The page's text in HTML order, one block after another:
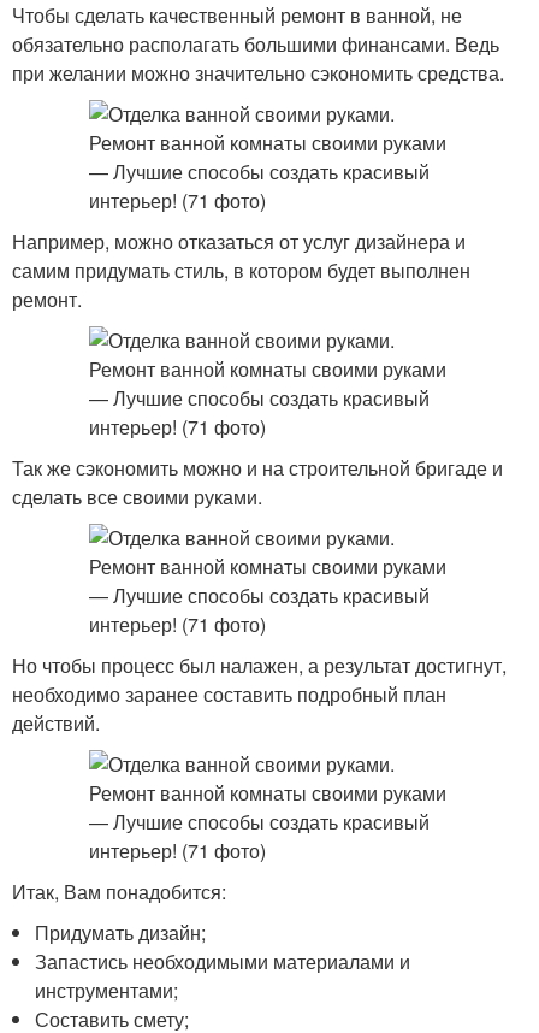
Чтобы сделать качественный ремонт в ванной, не
обязательно располагать большими финансами. Ведь
при желании можно значительно сэкономить средства.
Например, можно отказаться от услуг дизайнера и
самим придумать стиль, в котором будет выполнен
ремонт.
Так же сэкономить можно и на строительной бригаде и
сделать все своими руками.
Но чтобы процесс был налажен, а результат достигнут,
необходимо заранее составить подробный план
действий.
Итак, Вам понадобится:
Придумать дизайн;
Запастись необходимыми материалами и
инструментами;
Составить смету;